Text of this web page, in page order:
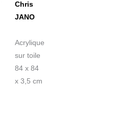
Chris
JANO
Acrylique
sur toile
84 x 84
x 3,5 cm